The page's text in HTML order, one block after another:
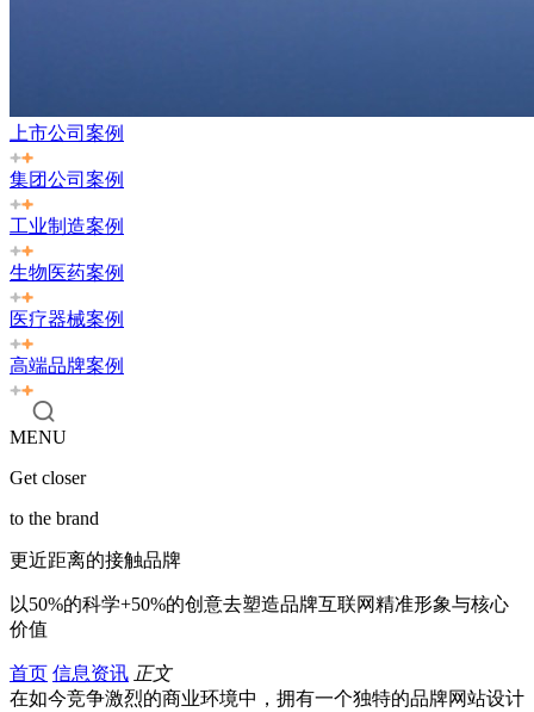
上市公司案例
集团公司案例
工业制造案例
生物医药案例
医疗器械案例
高端品牌案例
MENU
Get closer
to the brand
更近距离的接触品牌
以50%的科学+50%的创意去塑造品牌互联网精准形象与核心
价值
首页 信息资讯 正文
在如今竞争激烈的商业环境中，拥有一个独特的品牌网站设计